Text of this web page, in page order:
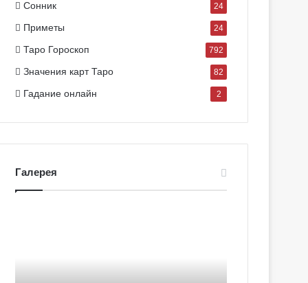
Сонник 24
Приметы 24
Таро Гороскоп 792
Значения карт Таро 82
Гадание онлайн 2
Галерея